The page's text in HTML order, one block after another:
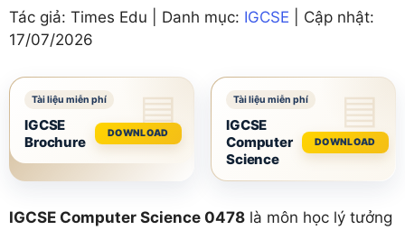
Tác giả: Times Edu | Danh mục: IGCSE | Cập nhật:
17/07/2026
IGCSE
Brochure
DOWNLOAD
IGCSE
Computer
Science
DOWNLOAD
IGCSE Computer Science 0478 là môn học lý tưởng